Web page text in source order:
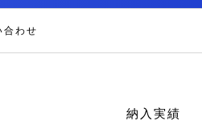
合わせ
納入実績